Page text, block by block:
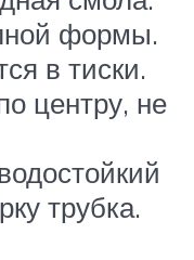
формы.
в тиски.
центру, не
трубка.